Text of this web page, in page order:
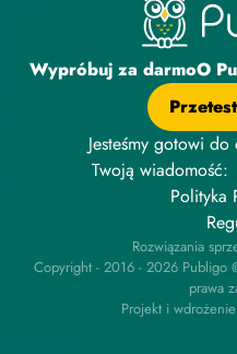
Wypróbuj za darmoO
Jesteśmy gotowi
Twoją wiadomość:
Polityka
Rozwiązania
Copyright - 2016 - 2026 Publigo
prawa
Projekt i wdrożenie